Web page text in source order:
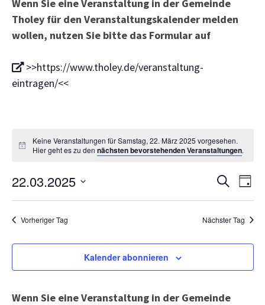
Wenn Sie eine Veranstaltung in der Gemeinde
Tholey für den Veranstaltungskalender melden
wollen, nutzen Sie bitte das Formular auf
>>https://www.tholey.de/veranstaltung-
eintragen/<<
Keine Veranstaltungen für Samstag, 22. März 2025 vorgesehen.
Hier geht es zu den nächsten bevorstehenden Veranstaltungen.
SucheTag
22.03.2025
Datum
wählen.
Vorheriger Tag Nächster Tag
Kalender abonnieren
Wenn Sie eine Veranstaltung in der Gemeinde